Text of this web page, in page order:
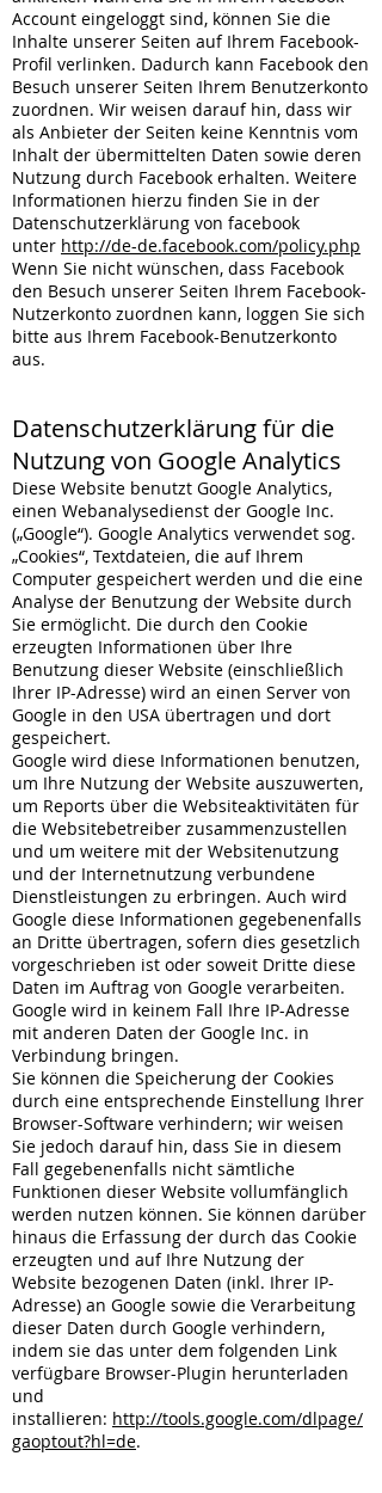
Account eingeloggt sind, können Sie die
Inhalte unserer Seiten auf Ihrem Facebook-
Profil verlinken. Dadurch kann Facebook den
Besuch unserer Seiten Ihrem Benutzerkonto
zuordnen. Wir weisen darauf hin, dass wir
als Anbieter der Seiten keine Kenntnis vom
Inhalt der übermittelten Daten sowie deren
Nutzung durch Facebook erhalten. Weitere
Informationen hierzu finden Sie in der
Datenschutzerklärung von facebook
unter http://de-de.facebook.com/policy.php
Wenn Sie nicht wünschen, dass Facebook
den Besuch unserer Seiten Ihrem Facebook-
Nutzerkonto zuordnen kann, loggen Sie sich
bitte aus Ihrem Facebook-Benutzerkonto
aus.
Datenschutzerklärung für die
Nutzung von Google Analytics
Diese Website benutzt Google Analytics,
einen Webanalysedienst der Google Inc.
(„Google“). Google Analytics verwendet sog.
„Cookies“, Textdateien, die auf Ihrem
Computer gespeichert werden und die eine
Analyse der Benutzung der Website durch
Sie ermöglicht. Die durch den Cookie
erzeugten Informationen über Ihre
Benutzung dieser Website (einschließlich
Ihrer IP-Adresse) wird an einen Server von
Google in den USA übertragen und dort
gespeichert.
Google wird diese Informationen benutzen,
um Ihre Nutzung der Website auszuwerten,
um Reports über die Websiteaktivitäten für
die Websitebetreiber zusammenzustellen
und um weitere mit der Websitenutzung
und der Internetnutzung verbundene
Dienstleistungen zu erbringen. Auch wird
Google diese Informationen gegebenenfalls
an Dritte übertragen, sofern dies gesetzlich
vorgeschrieben ist oder soweit Dritte diese
Daten im Auftrag von Google verarbeiten.
Google wird in keinem Fall Ihre IP-Adresse
mit anderen Daten der Google Inc. in
Verbindung bringen.
Sie können die Speicherung der Cookies
durch eine entsprechende Einstellung Ihrer
Browser-Software verhindern; wir weisen
Sie jedoch darauf hin, dass Sie in diesem
Fall gegebenenfalls nicht sämtliche
Funktionen dieser Website vollumfänglich
werden nutzen können. Sie können darüber
hinaus die Erfassung der durch das Cookie
erzeugten und auf Ihre Nutzung der
Website bezogenen Daten (inkl. Ihrer IP-
Adresse) an Google sowie die Verarbeitung
dieser Daten durch Google verhindern,
indem sie das unter dem folgenden Link
verfügbare Browser-Plugin herunterladen
und
installieren: http://tools.google.com/dlpage/
gaoptout?hl=de.